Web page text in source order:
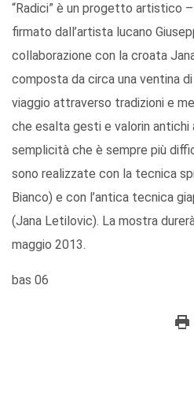
“Radici” è un progetto artistico
firmato dall’artista lucano
collaborazione con la croata
composta da circa una ventina
viaggio attraverso tradizioni e
che esalta gesti e valorin antichi
semplicità che è sempre più
sono realizzate con la tecnica
Bianco) e con l’antica tecnica
(Jana Letilovic). La mostra
maggio 2013.
bas 06